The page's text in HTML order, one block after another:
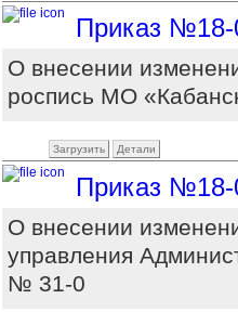
Приказ №18-
О внесении
роспись МО
Загрузить Детали
Приказ №18-
О внесении
управления
№ 31-0